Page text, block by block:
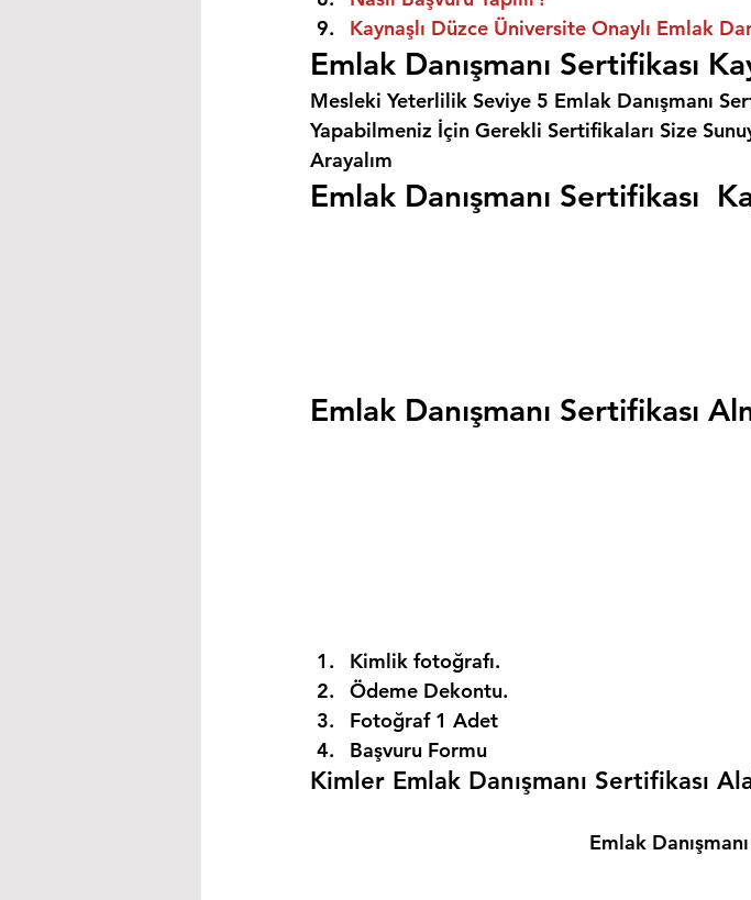
Kaynaşlı Düzce Üniversite Onaylı Emlak
Emlak Danışmanı Sertifikası
Mesleki Yeterlilik Seviye 5 Emlak Danışmanı
Yapabilmeniz İçin Gerekli Sertifikaları Size
Arayalım
Emlak Danışmanı Sertifikası
Emlak Danışmanı Sertifikası
Kimlik fotoğrafı.
Ödeme Dekontu.
Fotoğraf 1 Adet
Başvuru Formu
Kimler Emlak Danışmanı Sertifikası
Emlak